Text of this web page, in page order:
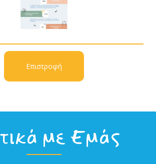
Επιστροφή
με Εμάς